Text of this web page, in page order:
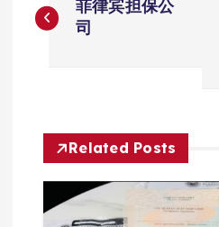
章
航
菲律宾担保公
司
Related Posts